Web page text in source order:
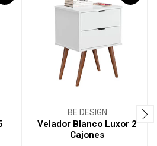
BE DESIGN
Velador Blanco Luxor 2
Cajones